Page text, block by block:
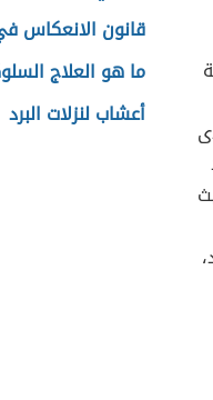
حيث
قانون الانعكاس
ما هو العلاج
أعشاب لنزلات البرد